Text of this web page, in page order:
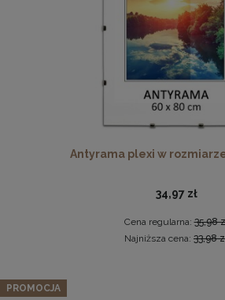
60,99 zł
DO KOSZYKA
Antyrama plexi w
34,97 zł
Cena regularna:35,98
Najniższa cena: 33,98
PROMOCJA